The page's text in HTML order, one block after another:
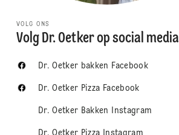
VOLG ONS
Volg Dr. Oetker op social media
Dr. Oetker bakken Facebook
Dr. Oetker Pizza Facebook
Dr. Oetker Bakken Instagram
Dr. Oetker Pizza Instagram